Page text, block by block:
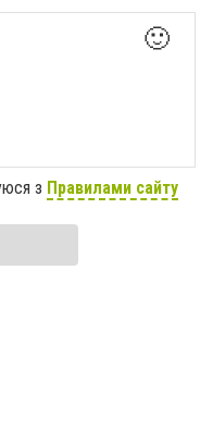
🙂
з Правилами сайту